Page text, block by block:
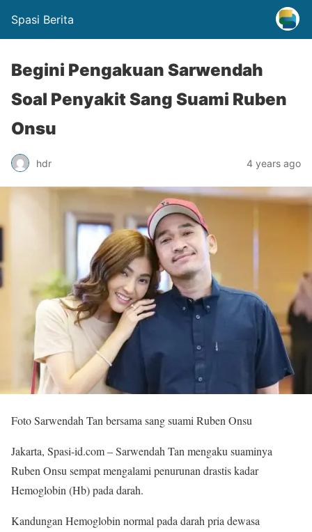
Spasi Berita
Begini Pengakuan Sarwendah
Soal Penyakit Sang Suami Ruben
Onsu
hdr 4 years ago
Foto Sarwendah Tan bersama sang suami Ruben Onsu
Jakarta, Spasi-id.com – Sarwendah Tan mengaku suaminya
Ruben Onsu sempat mengalami penurunan drastis kadar
Hemoglobin (Hb) pada darah.
Kandungan Hemoglobin normal pada darah pria dewasa